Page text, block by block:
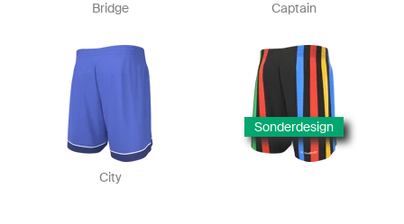
Bridge Captain
City
Sonderdesign